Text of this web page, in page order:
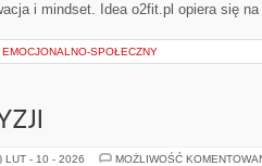
i mindset. Idea o2fit.pl opiera się
EMOCJONALNO-SPOŁECZNY
LUT - 10 - 2026 MOŻLIWOŚĆ